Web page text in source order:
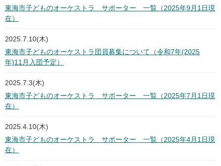
東海市子どものオーケストラ サポーター 一覧（2025年9月1日現
在）
2025.7.10(木)
東海市子どものオーケストラ団員募集について（令和7年(2025
年)11月入団予定）
2025.7.3(木)
東海市子どものオーケストラ サポーター 一覧（2025年7月1日現
在）
2025.4.10(木)
東海市子どものオーケストラ サポーター 一覧（2025年4月1日現
在）